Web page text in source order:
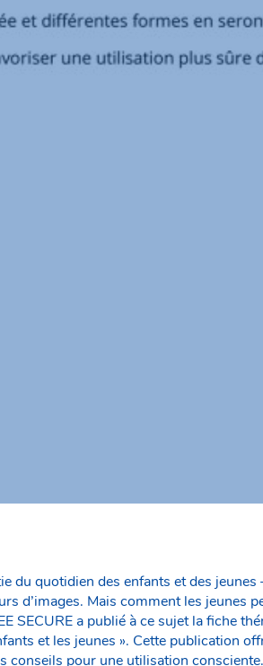
du quotidien des enfants et des jeunes
d’images. Mais comment les jeunes
SECURE a publié à ce sujet la fiche
et les jeunes ». Cette publication
conseils pour une utilisation